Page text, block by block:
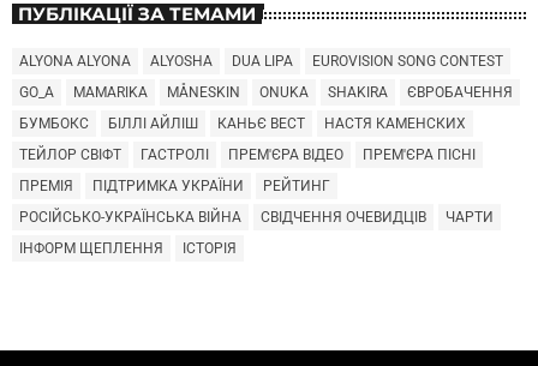
ПУБЛІКАЦІЇ ЗА ТЕМАМИ
ALYONA ALYONA ALYOSHA DUA LIPA
EUROVISION SONG CONTEST
GO_A
MAMARIKA MÅNESKIN ONUKA SHAKIRA
ЄВРОБАЧЕННЯ
БУМБОКС
БІЛЛІ АЙЛІШ КАНЬЄ ВЕСТ
НАСТЯ КАМЕНСКИХ
ТЕЙЛОР СВІФТ
ГАСТРОЛІ ПРЕМ'ЄРА ВІДЕО
ПРЕМ'ЄРА ПІСНІ
ПРЕМІЯ
ПІДТРИМКА УКРАЇНИ
РЕЙТИНГ
РОСІЙСЬКО-УКРАЇНСЬКА ВІЙНА
СВІДЧЕННЯ ОЧЕВИДЦІВ
ЧАРТИ
ІНФОРМ ЩЕПЛЕННЯ
ІСТОРІЯ